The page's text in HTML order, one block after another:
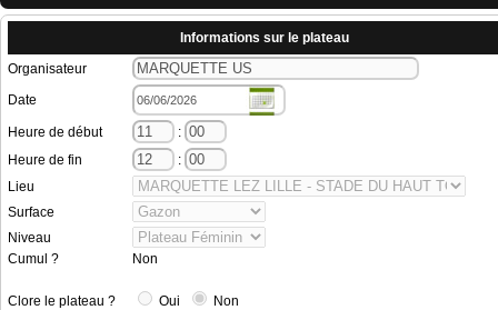
Informations sur le plateau
Organisateur
Date
Heure de début
:
Heure de fin
:
Lieu
Surface
Niveau
Cumul ?
Non
Clore le plateau ? Oui Non